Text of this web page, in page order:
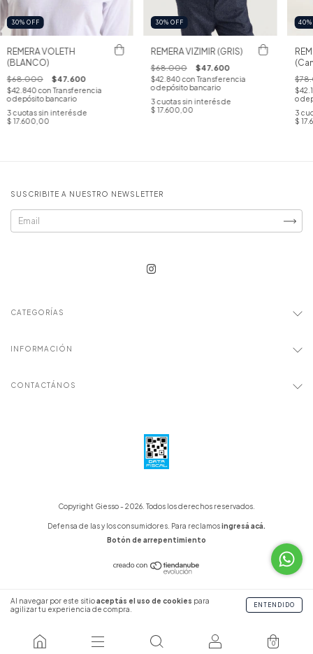
Al navegar por este sitioaceptás el uso de cookies para
agilizar tu experiencia de compra.
ENTENDIDO
0
30% OFF
REMERA VOLETH
(BLANCO)
$68.000 $47.600
$42.840con Transferencia
o depósito bancario
3cuotas sin interés de
$ 17.600,00
30% OFF
REMERA VIZIMIR (GRIS)
$68.000 $47.600
$42.840con Transferencia
o depósito bancario
3cuotas sin interés de
$ 17.600,00
40
o
3
$
SUSCRIBITE A NUESTRO NEWSLETTER
CATEGORÍAS
INFORMACIÓN
CONTACTÁNOS
Copyright Giesso - 2026. Todos los derechos reservados.
Defensa de las y los consumidores. Para reclamosingresá acá.
Botón de arrepentimiento